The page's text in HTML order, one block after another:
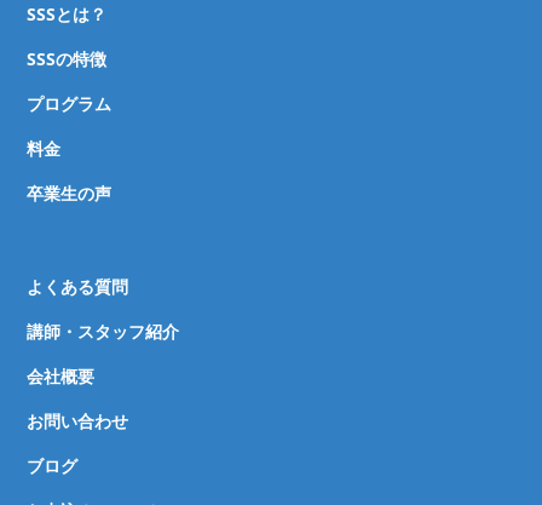
SSSとは？
SSSの特徴
プログラム
料金
卒業生の声
よくある質問
講師・スタッフ紹介
会社概要
お問い合わせ
ブログ